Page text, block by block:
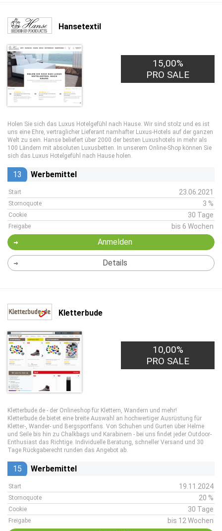
Hansetextil
15,00%
PRO SALE
Holen Sie sich das Luxus Hotelgefühl nach Hause. Wir sind stolz und es ist
uns eine Ehre, vertraglicher Lieferant namhafter Luxus-Hotels auf der ganzen
Welt zu sein. Hanse beliefert über 2000 der besten Luxushotels in mehr als
100 Ländern mit absoluten Luxusbetten. In unserem Online-Shop können Sie
sich das Luxus Hotelgefühl nach Hause holen.
13 Werbemittel
Start 23.06.2021
Stornoquote 3 %
Cookie 30 Tage
Freigabe bis 6 Wochen
Anmelden
Details
Kletterbude
10,00%
PRO SALE
Kletterbude.de - der Onlineshop für Klettern, Wandern und mehr!
Kletterbude.de bietet eine breite Auswahl an hochwertiger Ausrüstung für
Kletter-, Wander- und Bergsportfans. Von Schuhen und Gurten über Helme
und Seile bis hin zu Chalkbags und Karabinern - bei uns findet jeder Outdoor-
Enthusiast das Richtige. Individuelle Beratung, schneller Versand und 30
Tage Rückgaberecht runden das Angebot ab.
15 Werbemittel
Start 19.11.2024
Stornoquote 20 %
Cookie 30 Tage
Freigabe bis 12 Wochen